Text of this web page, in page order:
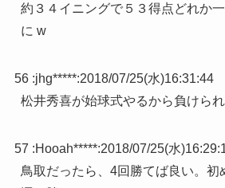
約３４イニングで５３得点どれか
に w
56 :jhg*****:2018/07/25(水)16:31:44
松井秀喜が始球式やるから負けら
57 :Hooah*****:2018/07/25(水
鳥取だったら、4回勝てば良い。初